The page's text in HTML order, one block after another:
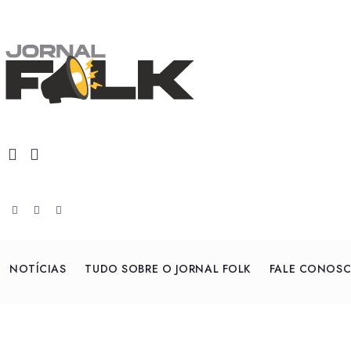
NOTÍCIAS TUDO SOBRE O JORNAL FOLK FALE